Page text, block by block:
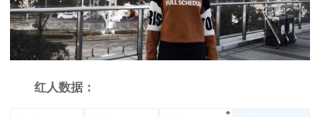
红人数据：